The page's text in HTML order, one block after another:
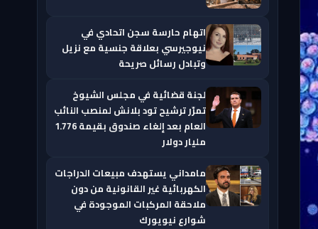
اتهام حارسة سجن اتحادي في
نيوجيرسي بعلاقة جنسية مع نزيل
وتبادل رسائل صريحة
لجنة قضائية في مجلس الشيوخ
تمرّر ترشيح تود بلانش لمنصب النائب
العام بعد إلغاء صندوق بقيمة 1.776
مليار دولار
مامداني يستهدف مبيعات الدراجات
الكهربائية غير القانونية من دون
ملاحقة المركبات الموجودة في
شوارع نيويورك